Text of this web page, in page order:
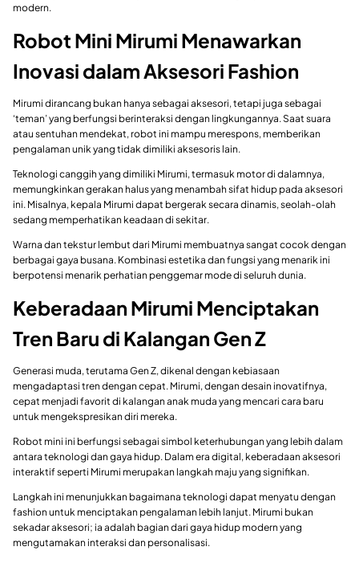
modern.
Robot Mini Mirumi Menawarkan
Inovasi dalam Aksesori Fashion
Mirumi dirancang bukan hanya sebagai aksesori, tetapi juga sebagai
‘teman’ yang berfungsi berinteraksi dengan lingkungannya. Saat suara
atau sentuhan mendekat, robot ini mampu merespons, memberikan
pengalaman unik yang tidak dimiliki aksesoris lain.
Teknologi canggih yang dimiliki Mirumi, termasuk motor di dalamnya,
memungkinkan gerakan halus yang menambah sifat hidup pada aksesori
ini. Misalnya, kepala Mirumi dapat bergerak secara dinamis, seolah-olah
sedang memperhatikan keadaan di sekitar.
Warna dan tekstur lembut dari Mirumi membuatnya sangat cocok dengan
berbagai gaya busana. Kombinasi estetika dan fungsi yang menarik ini
berpotensi menarik perhatian penggemar mode di seluruh dunia.
Keberadaan Mirumi Menciptakan
Tren Baru di Kalangan Gen Z
Generasi muda, terutama Gen Z, dikenal dengan kebiasaan
mengadaptasi tren dengan cepat. Mirumi, dengan desain inovatifnya,
cepat menjadi favorit di kalangan anak muda yang mencari cara baru
untuk mengekspresikan diri mereka.
Robot mini ini berfungsi sebagai simbol keterhubungan yang lebih dalam
antara teknologi dan gaya hidup. Dalam era digital, keberadaan aksesori
interaktif seperti Mirumi merupakan langkah maju yang signifikan.
Langkah ini menunjukkan bagaimana teknologi dapat menyatu dengan
fashion untuk menciptakan pengalaman lebih lanjut. Mirumi bukan
sekadar aksesori; ia adalah bagian dari gaya hidup modern yang
mengutamakan interaksi dan personalisasi.